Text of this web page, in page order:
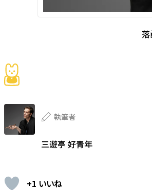
執筆者
三遊亭 好青年
+1 いいね